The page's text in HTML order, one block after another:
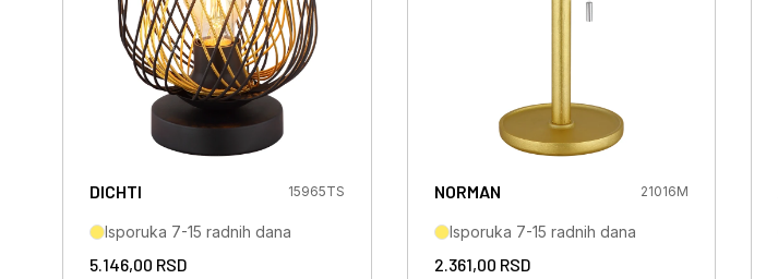
DICHTI 15965TS
Isporuka 7-15 radnih dana
5.146,00 RSD
NORMAN 21016M
Isporuka 7-15 radnih dana
2.361,00 RSD